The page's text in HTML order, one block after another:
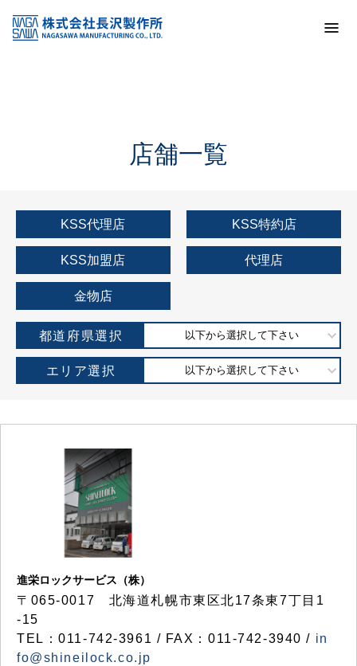
KSS加盟店・取扱店情報
店舗一覧
店舗一覧
KSS代理店 KSS特約店
KSS加盟店 代理店
金物店
都道府県選択 以下から選択して下さい
エリア選択 以下から選択して下さい
進栄ロックサービス（株）
〒065-0017 北海道札幌市東区北17条東7丁目1
-15
TEL：011-742-3961 / FAX：011-742-3940 / in
fo@shineilock.co.jp